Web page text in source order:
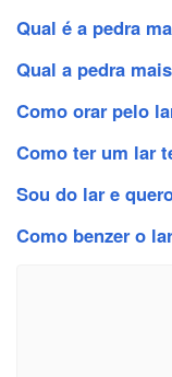
Qual é a pedra
Qual a pedra
Como orar pelo
Como ter um lar
Sou do lar e
Como benzer o